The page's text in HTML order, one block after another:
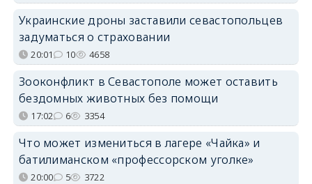
Украинские дроны заставили севастопольцев
задуматься о страховании
20:01 10 4658
Зооконфликт в Севастополе может оставить
бездомных животных без помощи
17:02 6 3354
Что может измениться в лагере «Чайка» и
батилиманском «профессорском уголке»
20:00 5 3722